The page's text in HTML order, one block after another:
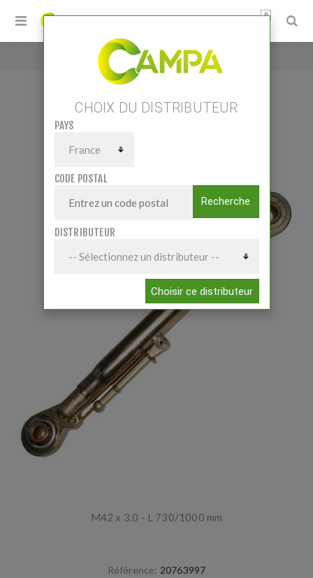
0
TROISIÈME POINT CAT 3/2 -
TROISIÈME POINT CAT 3/2 -
M42 x 3.0 - L 730/1000 mm
Référence: 20763997
CHOIX DU DISTRIBUTEUR
PAYS
CODE POSTAL
Recherche
DISTRIBUTEUR
Choisir ce distributeur